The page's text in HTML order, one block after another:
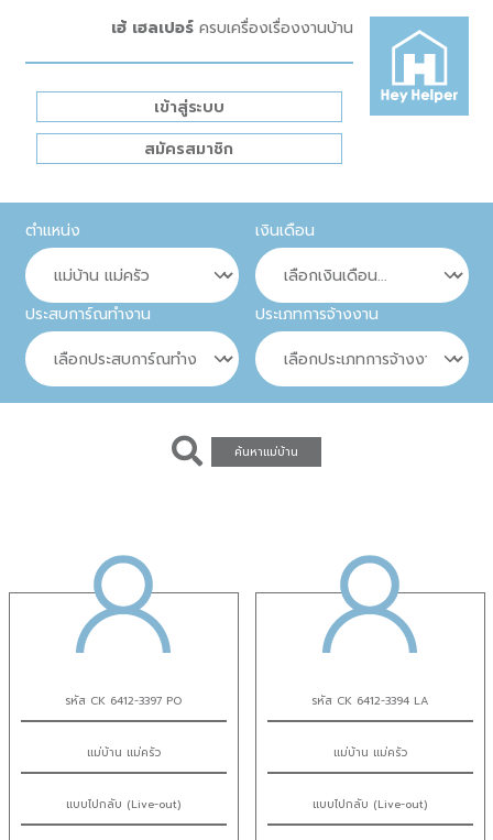
เฮ้ เฮลเปอร์ ครบเครื่องเรื่องงานบ้าน
เข้าสู่ระบบ
สมัครสมาชิก
ตำแหน่ง เงินเดือน
ประสบการ์ณทำงาน ประเภทการจ้างงาน
ค้นหาแม่บ้าน
รหัส CK 6412-3397 PO
แม่บ้าน แม่ครัว
แบบไปกลับ (Live-out)
รหัส CK 6412-3394 LA
แม่บ้าน แม่ครัว
แบบไปกลับ (Live-out)